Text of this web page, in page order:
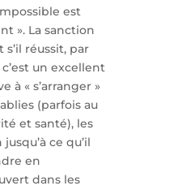
est
». La sanction
réussit, par
un excellent
à « s’arranger »
(parfois au
et santé), les
ce qu’il
en
dans les